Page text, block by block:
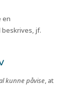
en
jf.
kunne påvise, at